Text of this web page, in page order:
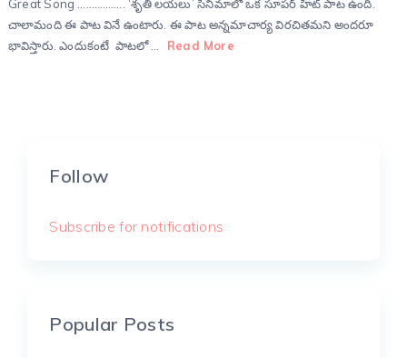
Great Song …………….. ‘శృతి లయలు’ సినిమాలో ఒక సూపర్ హిట్ పాట ఉంది.
చాలామంది ఈ పాట వినే ఉంటారు. ఈ పాట అన్నమాచార్య విరచితమని అందరూ
భావిస్తారు. ఎందుకంటే పాటలో …
Read More
Follow
Subscribe for notifications
Popular Posts